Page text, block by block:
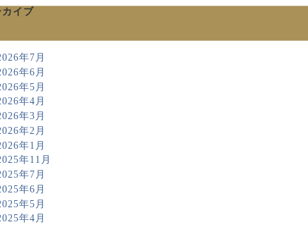
イブ
年7月
年6月
年5月
年4月
年3月
年2月
年1月
年11月
年7月
年6月
年5月
年4月